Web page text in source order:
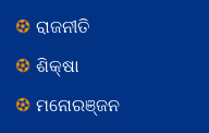
ରାଜନୀତି
ଶିକ୍ଷା
ମନୋରଞ୍ଜନ